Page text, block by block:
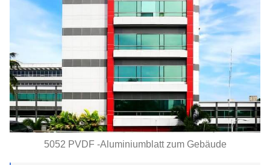
5052 PVDF -Aluminiumblatt zum Gebäude